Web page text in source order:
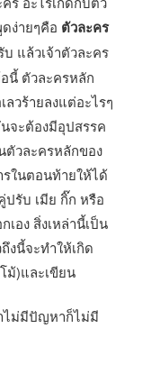
ง่ายๆคือ ตัวละคร
บ แล้วเจ้าตัวละคร
นี้ ตัวละครหลัก
วร้ายลงแต่อะไรๆ
นจะต้องมีอุปสรรค
ตัวละครหลักของ
รในตอนท้ายให้ได้
ปรับ เมีย กิ๊ก หรือ
อง สิ่งเหล่านี้เป็น
งนี้จะทำให้เกิด
โม้)และเขียน
ไม่มีปัญหาก็ไม่มี